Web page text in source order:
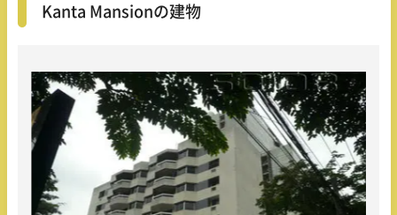
Kanta Mansionの建物